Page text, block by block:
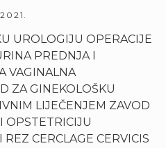
UROLOGIJU OPERACIJE
PREDNJA I
VAGINALNA
ZA GINEKOLOŠKU
LIJEČENJEM ZAVOD
OPSTETRICIJU
CERCLAGE CERVICIS